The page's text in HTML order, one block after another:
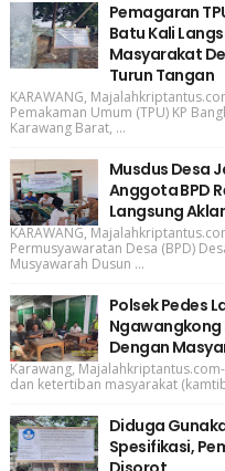
Pemagaran
Batu Kali
Masyarakat
Turun Tangan
KARAWANG,
Pemakaman Umum (TPU) KP
Karawang Barat, ...
Musdus Desa
Anggota BPD
Langsung
KARAWANG,
Permusyawaratan Desa (BPD)
Musyawarah Dusun ...
Polsek Pedes
Ngawangkong
Dengan
Karawang,
dan ketertiban masyarakat
Diduga
Spesifikasi,